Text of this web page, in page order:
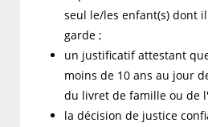
seul le/les enfant(s) dont
garde ;
un justificatif attestant
moins de 10 ans au jour
du livret de famille ou de
la décision de justice